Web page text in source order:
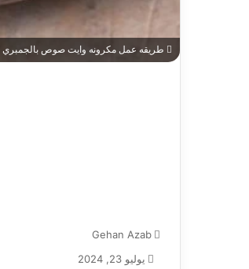
طريقه عمل مكرونه وايت صوص بالجمبري
Gehan Azab
يوليو 23, 2024